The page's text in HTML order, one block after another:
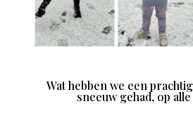
Wat hebben we een
sneeuw gehad, op